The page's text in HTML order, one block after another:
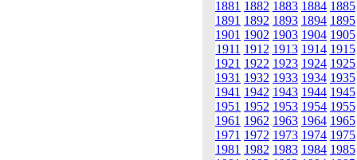
1881 1882 1883 1884 1885
1891 1892 1893 1894 1895
1901 1902 1903 1904 1905
1911 1912 1913 1914 1915
1921 1922 1923 1924 1925
1931 1932 1933 1934 1935
1941 1942 1943 1944 1945
1951 1952 1953 1954 1955
1961 1962 1963 1964 1965
1971 1972 1973 1974 1975
1981 1982 1983 1984 1985